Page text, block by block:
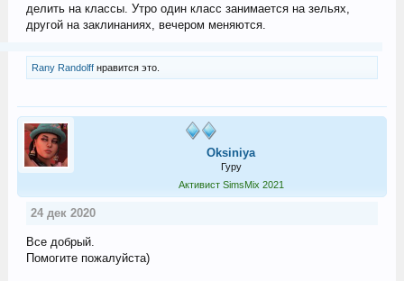
делить на классы. Утро один класс занимается на зельях,
другой на заклинаниях, вечером меняются.
Rany Randolffнравится это.
Oksiniya
Гуру
Активист SimsMix 2021
24 дек 2020
Все добрый.
Помогите пожалуйста)